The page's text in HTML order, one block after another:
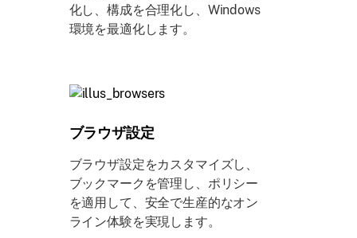
化し、構成を合理化し、Windows
環境を最適化します。
ブラウザ設定
ブラウザ設定をカスタマイズし、
ブックマークを管理し、ポリシー
を適用して、安全で生産的なオン
ライン体験を実現します。